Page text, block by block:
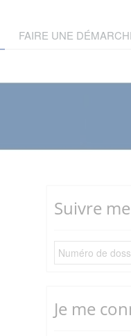
FAIRE UNE
Suivre
Je me